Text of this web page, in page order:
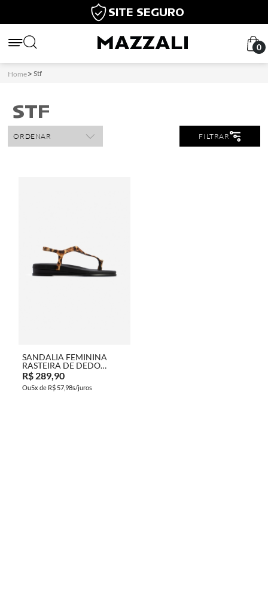
SITE SEGURO
0
Home Stf
STF
ORDENAR FILTRAR
SANDALIA FEMININA
RASTEIRA DE DEDO
COURO FLAT
R$ 289,90
5x de R$ 57,98
COMPRAR